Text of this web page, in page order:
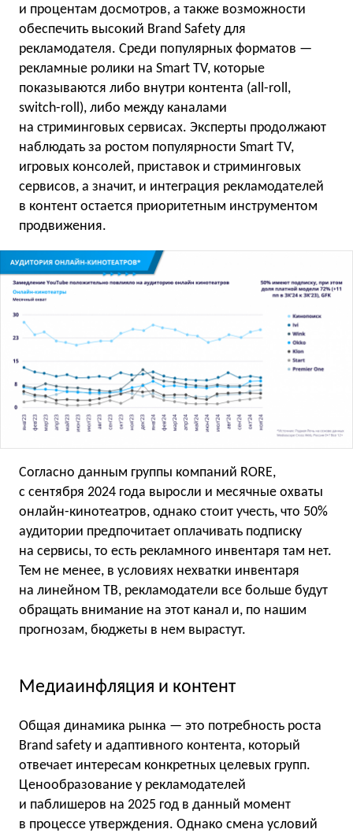
и процентам досмотров, а также возможности
обеспечить высокий Brand Safety для
рекламодателя. Среди популярных форматов —
рекламные ролики на Smart TV, которые
показываются либо внутри контента (all-roll,
switch-roll), либо между каналами
на стриминговых сервисах. Эксперты продолжают
наблюдать за ростом популярности Smart TV,
игровых консолей, приставок и стриминговых
сервисов, а значит, и интеграция рекламодателей
в контент остается приоритетным инструментом
продвижения.
Согласно данным группы компаний RORE,
с сентября 2024 года выросли и месячные охваты
онлайн-кинотеатров, однако стоит учесть, что 50%
аудитории предпочитает оплачивать подписку
на сервисы, то есть рекламного инвентаря там нет.
Тем не менее, в условиях нехватки инвентаря
на линейном ТВ, рекламодатели все больше будут
обращать внимание на этот канал и, по нашим
прогнозам, бюджеты в нем вырастут.
Медиаинфляция и контент
Общая динамика рынка — это потребность роста
Brand safety и адаптивного контента, который
отвечает интересам конкретных целевых групп.
Ценообразование у рекламодателей
и паблишеров на 2025 год в данный момент
в процессе утверждения. Однако смена условий